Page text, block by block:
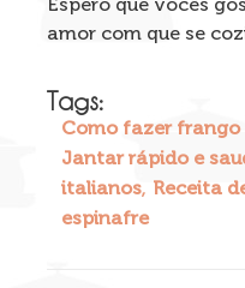
amor com que se
Tags:
Como fazer
Jantar rápido e
italianos, Receita
espinafre